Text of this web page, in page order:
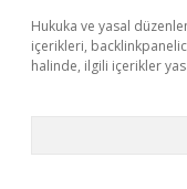
Hukuka ve yasal
içerikleri,
halinde, ilgili içerikler